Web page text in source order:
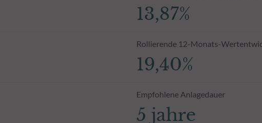
13,87%
Rollierende 12-Monats-
19,40%
Empfohlene Anlagedauer
5 jahre